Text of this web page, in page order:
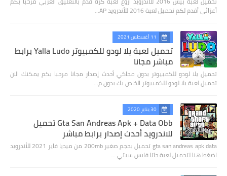
أعزائي أقدم لكم تحميل لعبة 2016 للأندرويد AP…
11 أغسطس 2021
تحميل لعبة يلا لودو للكمبيوتر Yalla Ludo برابط
مباشر مجانا
تحميل يلا لودو للكمبيوتر بدون محاكي أحدث إصدار مجانا مرحبا بكم يمكنك الان
تحميل لعبة يلا لودو للكمبيوتر الخاص بك بدون م…
30 يناير 2020
Gta San Andreas Apk + Data Obb تحميل
للاندرويد أحدث إصدار برابط مباشر
gta san andreas apk data تحميل بحجم صغير 200mb من ميديا فاير 2021 للأندرويد
اضغط هنا لتحميل لعبة جاتا فايس سيتي …